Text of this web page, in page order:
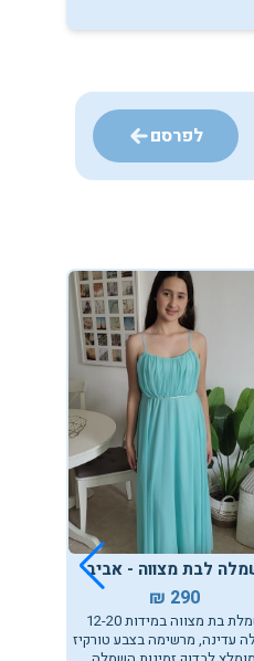
תמצאו בשום מקום
לפרסם
לבת מצווה - אביב
290 ₪
שמלת בת מצווה במידות 12-20
עדינה, מרשימה בצבע טורקיז